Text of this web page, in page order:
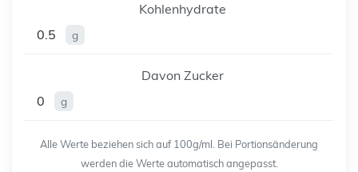
Kohlenhydrate
0.5
g
Davon Zucker
0
g
Alle Werte beziehen sich auf 100g/ml. Bei Portionsänderung
werden die Werte automatisch angepasst.